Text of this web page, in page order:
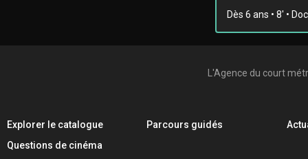
Dès 6 ans • 8' •
L'Agence du court
Explorer le catalogue
Questions de cinéma
Parcours guidés